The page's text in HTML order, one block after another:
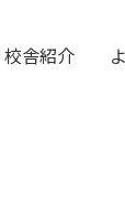
校舎紹介